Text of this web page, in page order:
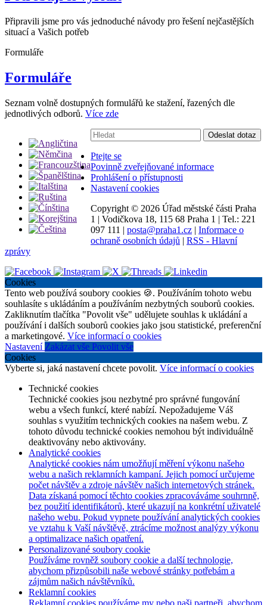
Připravili jsme pro vás jednoduché návody pro řešení nejčastějších
situací a Vašich potřeb
Formuláře
Formuláře
Seznam volně dostupných formulářů ke stažení, řazených dle
jednotlivých odborů. Více zde
Vyhledávání:
Odeslat dotaz
Ptejte se
Povinně zveřejňované informace
Prohlášení o přístupnosti
Nastavení cookies
Copyright © 2026 Úřad městské části Praha
1 | Vodičkova 18, 115 68 Praha 1 | Tel.: 221
097 111 | posta@praha1.cz | Informace o
ochraně osobních údajů | RSS - Hlavní
zprávy
Cookies
Tento web používá soubory cookies 🍪. Používáním tohoto webu
souhlasíte s ukládáním a používáním nezbytných souborů cookies.
Zakliknutím tlačítka "Povolit vše" udělujete souhlas k ukládání a
používání i dalších souborů cookies jako jsou statistické, preferenční
a marketingové. Více informací o cookies
Nastavení Zakázat vše Povolit vše
Cookies
Vyberte si, jaká nastavení chcete povolit. Více informací o cookies
Technické cookies
Technické cookies jsou nezbytné pro správné fungování
webu a všech funkcí, které nabízí. Nepožadujeme Váš
souhlas s využitím technických cookies na našem webu. Z
tohoto důvodu technické cookies nemohou být individuálně
deaktivovány nebo aktivovány.
Analytické cookies
Analytické cookies nám umožňují měření výkonu našeho
webu a našich reklamních kampaní. Jejich pomocí určujeme
počet návštěv a zdroje návštěv našich internetových stránek.
Data získaná pomocí těchto cookies zpracováváme souhrnně,
bez použití identifikátorů, které ukazují na konkrétní uživatelé
našeho webu. Pokud vypnete používání analytických cookies
ve vztahu k Vaší návštěvě, ztrácíme možnost analýzy výkonu
a optimalizace našich opatření.
Personalizované soubory cookie
Používáme rovněž soubory cookie a další technologie,
abychom přizpůsobili naše webové stránky potřebám a
zájmům našich návštěvníků.
Reklamní cookies
Reklamní cookies používáme my nebo naši partneři, abychom